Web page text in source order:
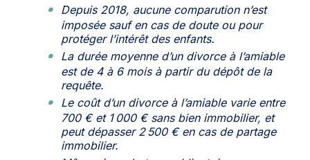
Depuis 2018, aucune comparution n’est
imposée sauf en cas de doute ou pour
protéger l’intérêt des enfants.
La durée moyenne d’un divorce à l’amiable
est de 4 à 6 mois à partir du dépôt de la
requête.
Le coût d’un divorce à l’amiable varie entre
700 € et 1 000 € sans bien immobilier, et
peut dépasser 2 500 € en cas de partage
immobilier.